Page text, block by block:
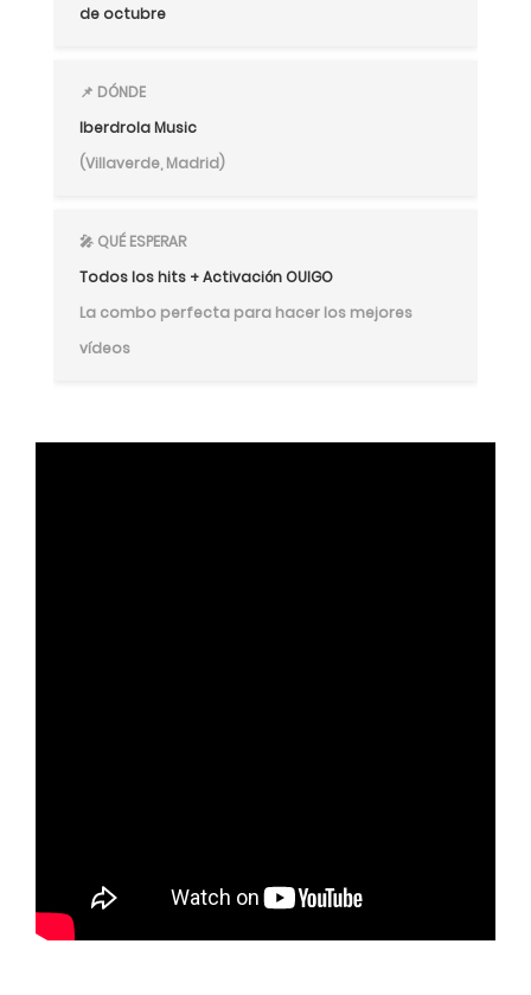
de octubre
📌 DÓNDE
Iberdrola Music
(Villaverde, Madrid)
🎤 QUÉ ESPERAR
Todos los hits + Activación OUIGO
La combo perfecta para hacer los mejores
vídeos